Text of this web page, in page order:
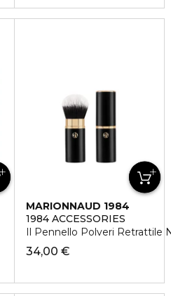
MARIONNAUD 1984
1984 ACCESSORIES
Il Pennello Polveri Retrattile
34,00 €